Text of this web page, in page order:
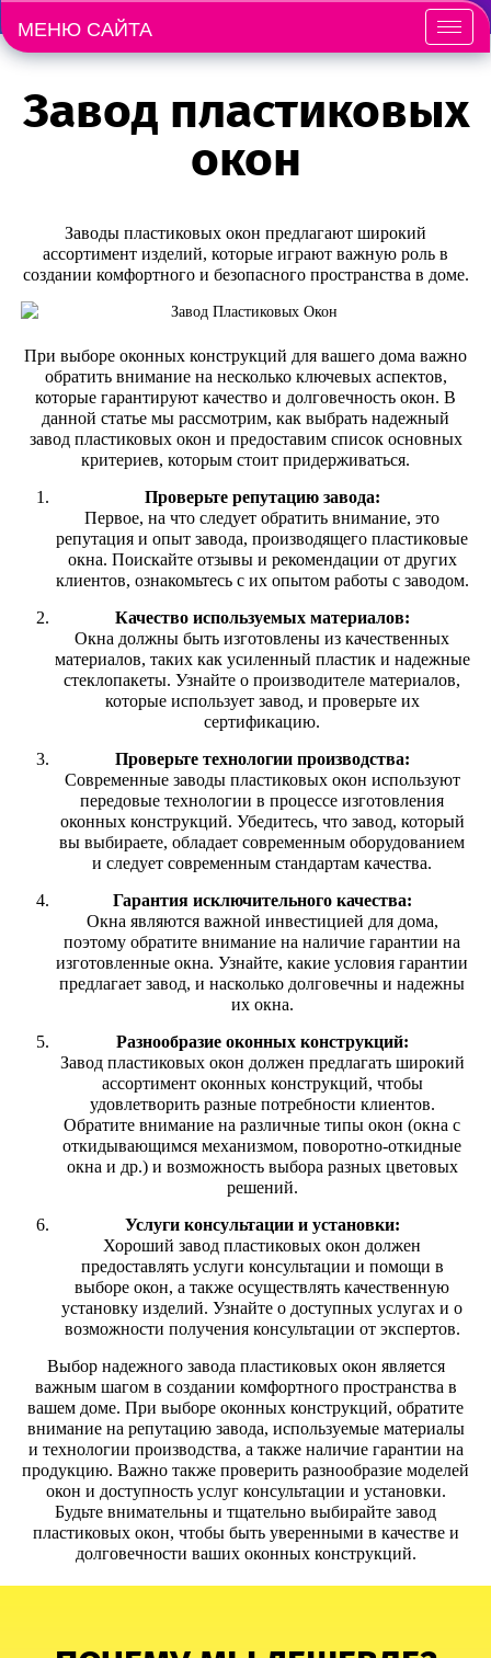
Меню
МЕНЮ САЙТА
Завод пластиковых
окон
Заводы пластиковых окон предлагают широкий
ассортимент изделий, которые играют важную роль в
создании комфортного и безопасного пространства в доме.
При выборе оконных конструкций для вашего дома важно
обратить внимание на несколько ключевых аспектов,
которые гарантируют качество и долговечность окон. В
данной статье мы рассмотрим, как выбрать надежный
завод пластиковых окон и предоставим список основных
критериев, которым стоит придерживаться.
Проверьте репутацию завода:
Первое, на что следует обратить внимание, это
репутация и опыт завода, производящего пластиковые
окна. Поискайте отзывы и рекомендации от других
клиентов, ознакомьтесь с их опытом работы с заводом.
Качество используемых материалов:
Окна должны быть изготовлены из качественных
материалов, таких как усиленный пластик и надежные
стеклопакеты. Узнайте о производителе материалов,
которые использует завод, и проверьте их
сертификацию.
Проверьте технологии производства:
Современные заводы пластиковых окон используют
передовые технологии в процессе изготовления
оконных конструкций. Убедитесь, что завод, который
вы выбираете, обладает современным оборудованием
и следует современным стандартам качества.
Гарантия исключительного качества:
Окна являются важной инвестицией для дома,
поэтому обратите внимание на наличие гарантии на
изготовленные окна. Узнайте, какие условия гарантии
предлагает завод, и насколько долговечны и надежны
их окна.
Разнообразие оконных конструкций:
Завод пластиковых окон должен предлагать широкий
ассортимент оконных конструкций, чтобы
удовлетворить разные потребности клиентов.
Обратите внимание на различные типы окон (окна с
откидывающимся механизмом, поворотно-откидные
окна и др.) и возможность выбора разных цветовых
решений.
Услуги консультации и установки:
Хороший завод пластиковых окон должен
предоставлять услуги консультации и помощи в
выборе окон, а также осуществлять качественную
установку изделий. Узнайте о доступных услугах и о
возможности получения консультации от экспертов.
Выбор надежного завода пластиковых окон является
важным шагом в создании комфортного пространства в
вашем доме. При выборе оконных конструкций, обратите
внимание на репутацию завода, используемые материалы
и технологии производства, а также наличие гарантии на
продукцию. Важно также проверить разнообразие моделей
окон и доступность услуг консультации и установки.
Будьте внимательны и тщательно выбирайте завод
пластиковых окон, чтобы быть уверенными в качестве и
долговечности ваших оконных конструкций.